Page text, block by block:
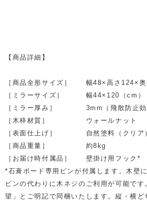
【商品詳細】
［商品全形サイズ］ 幅48×高さ124×奥
［ミラーサイズ］ 幅44×120（cm）
［ミラー厚み］ 3mm（飛散防止効
［木枠材質］ ウォールナット
［表面仕上げ］ 自然塗料（クリア
［商品重量］ 約8kg
［お届け時付属品］ 壁掛け用フック*
*石膏ボード専用ピンが付属します。木壁
ピンの代わりに木ネジのご利用が可能で
望」とご明記で同梱いたします。縦・横